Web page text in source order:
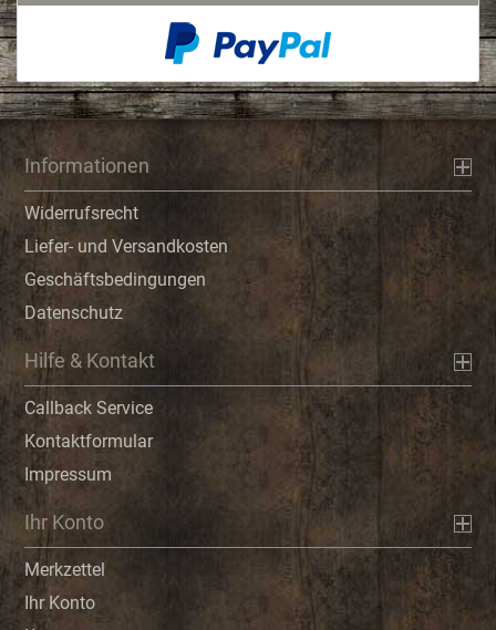
Informationen
Widerrufsrecht
Liefer- und Versandkosten
Geschäftsbedingungen
Datenschutz
Hilfe & Kontakt
Callback Service
Kontaktformular
Impressum
Ihr Konto
Merkzettel
Ihr Konto